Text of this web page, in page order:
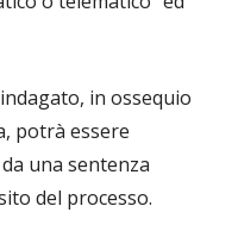
in ossequio
potrà essere
una sentenza
del processo.